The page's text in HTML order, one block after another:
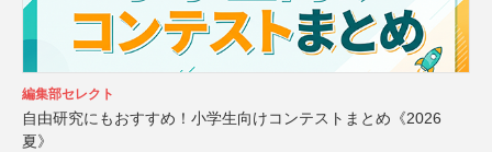
編集部セレクト
自由研究にもおすすめ！小学生向けコンテストまとめ《2026
夏》